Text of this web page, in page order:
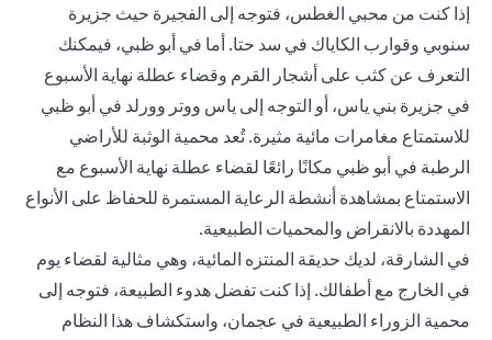
إذا كنت من محبي الغطس، فتوجه إلى الفجيرة حيث جزيرة
سنوبي وقوارب الكاياك في سد حتا. أما في أبو ظبي، فيمكنك
التعرف عن كثب على أشجار القرم وقضاء عطلة نهاية الأسبوع
في جزيرة بني ياس، أو التوجه إلى ياس ووتر وورلد في أبو ظبي
للاستمتاع مغامرات مائية مثيرة. تُعد محمية الوثبة للأراضي
الرطبة في أبو ظبي مكانًا رائعًا لقضاء عطلة نهاية الأسبوع مع
الاستمتاع بمشاهدة أنشطة الرعاية المستمرة للحفاظ على الأنواع
المهددة بالانقراض والمحميات الطبيعية.
في الشارقة، لديك حديقة المنتزه المائية، وهي مثالية لقضاء يوم
في الخارج مع أطفالك. إذا كنت تفضل هدوء الطبيعة، فتوجه إلى
محمية الزوراء الطبيعية في عجمان، واستكشاف هذا النظام